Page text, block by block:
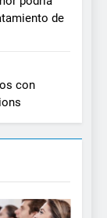
de
con